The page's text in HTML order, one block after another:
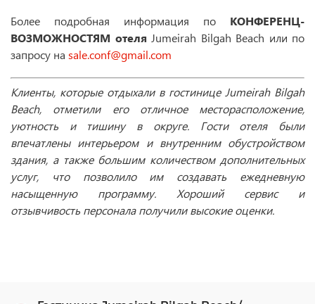
Более подробная информация по КОНФЕРЕНЦ-
ВОЗМОЖНОСТЯМ отеля Jumeirah Bilgah Beach или по
запросу на sale.conf@gmail.com
Клиенты, которые отдыхали в гостинице Jumeirah Bilgah
Beach, отметили его отличное месторасположение,
уютность и тишину в округе. Гости отеля были
впечатлены интерьером и внутренним обустройством
здания, а также большим количеством дополнительных
услуг, что позволило им создавать ежедневную
насыщенную программу. Хороший сервис и
отзывчивость персонала получили высокие оценки.